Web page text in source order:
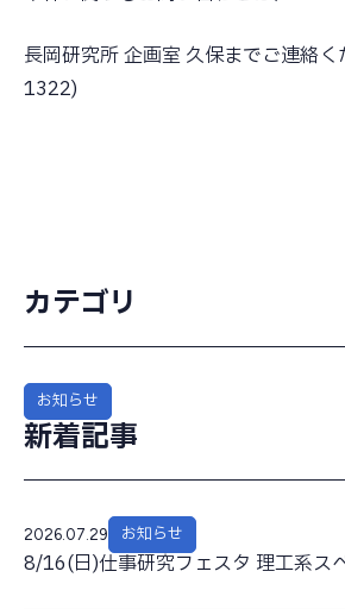
長岡研究所 企画室 久保までご連絡
1322)
カテゴリ
お知らせ
新着記事
2026.07.29 お知らせ
8/16(日)仕事研究フェスタ 理工系ス